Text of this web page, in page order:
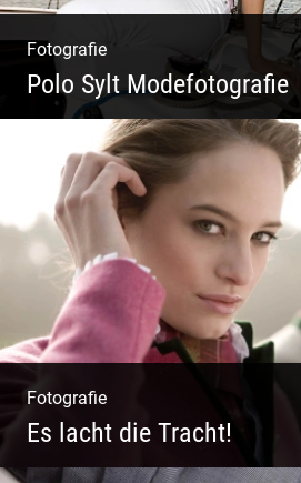
Fotografie
Polo Sylt Modefotografie
Polo Sylt Modefotografie
Fotografie
Es lacht die Tracht!